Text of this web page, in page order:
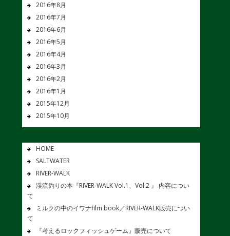
2016年8月
2016年7月
2016年6月
2016年5月
2016年4月
2016年3月
2016年2月
2016年1月
2015年12月
2015年10月
HOME
SALTWATER
RIVER-WALK
渓流釣りの本『RIVER-WALK Vol.1、Vol.2 』 内容につい
て
ミルクの中のイワナfilm book／RIVER-WALK販売につい
て
『考えるロックフィッシュゲーム』販売について